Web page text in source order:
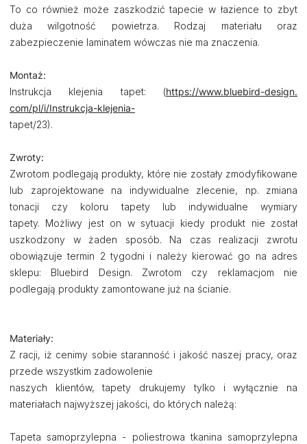
To co również może zaszkodzić tapecie w łazience to zbyt
duża wilgotność powietrza. Rodzaj materiału oraz
zabezpieczenie laminatem wówczas nie ma znaczenia.
Montaż:
Instrukcja klejenia tapet: (https://www.bluebird-design.
com/pl/i/Instrukcja-klejenia-
tapet/23).
Zwroty:
Zwrotom podlegają produkty, które nie zostały zmodyfikowane
lub zaprojektowane na indywidualne zlecenie, np. zmiana
tonacji czy koloru tapety lub indywidualne wymiary
tapety. Możliwy jest on w sytuacji kiedy produkt nie został
uszkodzony w żaden sposób. Na czas realizacji zwrotu
obowiązuje termin 2 tygodni i należy kierować go na adres
sklepu: Bluebird Design. Zwrotom czy reklamacjom nie
podlegają produkty zamontowane już na ścianie.
Materiały:
Z racji, iż cenimy sobie staranność i jakość naszej pracy, oraz
przede wszystkim zadowolenie
naszych klientów, tapety drukujemy tylko i wyłącznie na
materiałach najwyższej jakości, do których należą:
Tapeta samoprzylepna - poliestrowa tkanina samoprzylepna